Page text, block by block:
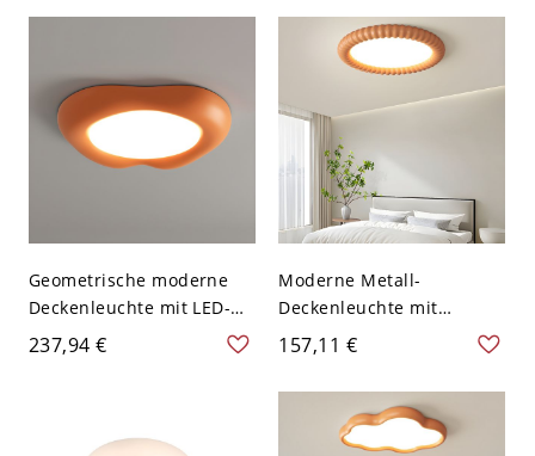
Direktverdrahtet, Kühles
für
LED/Glühlampe/Fluoreszie
rend, mit Polymerisiertem
Material Schirm, Orange,
110V-120V
Geometrische moderne
Deckenleuchte mit LED-
Lampen, 22-Zoll-
Acrylschirm - Orange
237,94 €
Moderne Metall-
Deckenleuchte mit
weißem Acrylschirm -
Orange 110V-120V 49,53
cm
157,11 €